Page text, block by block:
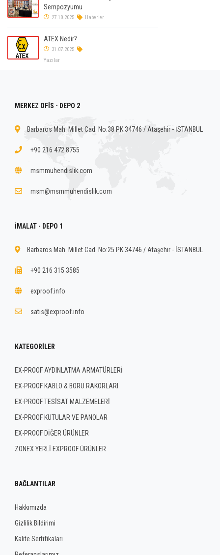
Sempozyumu
27.10.2025 Haberler
ATEX Nedir?
31.07.2025
Yazılar
MERKEZ OFİS - DEPO 2
Barbaros Mah. Millet Cad. No:38 PK.34746 / Ataşehir - İSTANBUL
+90 216 472 8755
msmmuhendislik.com
msm@msmmuhendislik.com
İMALAT - DEPO 1
Barbaros Mah. Millet Cad. No:25 PK.34746 / Ataşehir - İSTANBUL
+90 216 315 3585
exproof.info
satis@exproof.info
KATEGORILER
EX-PROOF AYDINLATMA ARMATÜRLERİ
EX-PROOF KABLO & BORU RAKORLARI
EX-PROOF TESİSAT MALZEMELERİ
EX-PROOF KUTULAR VE PANOLAR
EX-PROOF DİĞER ÜRÜNLER
ZONEX YERLİ EXPROOF ÜRÜNLER
BAĞLANTILAR
Hakkımızda
Gizlilik Bildirimi
Kalite Sertifikaları